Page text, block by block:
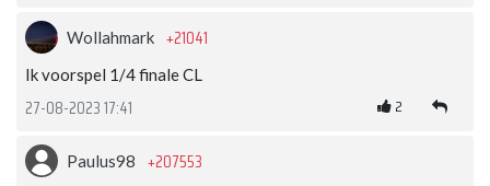
Wollahmark +21041
Ik voorspel 1/4 finale CL
27-08-2023 17:41 2
Paulus98 +207553